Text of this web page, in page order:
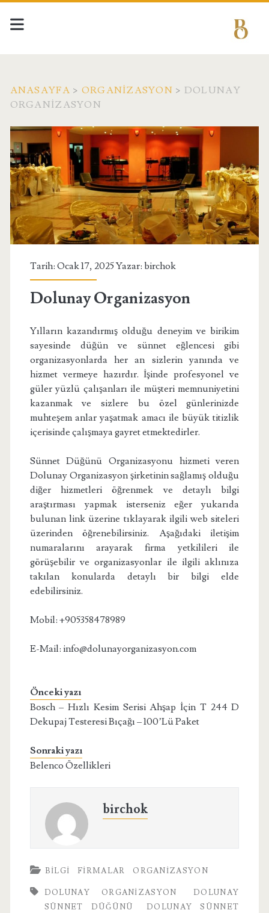
ANASAYFA > ORGANIZASYON > DOLUNAY
ORGANIZASYON
Tarih: Ocak 17, 2025 Yazar: birchok
Dolunay Organizasyon
Yılların kazandırmış olduğu deneyim ve birikim
sayesinde düğün ve sünnet eğlencesi gibi
organizasyonlarda her an sizlerin yanında ve
hizmet vermeye hazırdır. İşinde profesyonel ve
güler yüzlü çalışanları ile müşteri memnuniyetini
kazanmak ve sizlere bu özel günlerinizde
muhteşem anlar yaşatmak amacı ile büyük titizlik
içerisinde çalışmaya gayret etmektedirler.
Sünnet Düğünü Organizasyonu hizmeti veren
Dolunay Organizasyon şirketinin sağlamış olduğu
diğer hizmetleri öğrenmek ve detaylı bilgi
araştırması yapmak isterseniz eğer yukarıda
bulunan link üzerine tıklayarak ilgili web siteleri
üzerinden öğrenebilirsiniz. Aşağıdaki iletişim
numaralarını arayarak firma yetkilileri ile
görüşebilir ve organizasyonlar ile ilgili aklınıza
takılan konularda detaylı bir bilgi elde
edebilirsiniz.
Mobil: +905358478989
E-Mail: info@dolunayorganizasyon.com
Önceki yazı
Bosch – Hızlı Kesim Serisi Ahşap İçin T 244 D
Dekupaj Testeresi Bıçağı – 100’Lü Paket
Sonraki yazı
Belenco Özellikleri
birchok
BILGI FIRMALAR ORGANIZASYON
DOLUNAY ORGANIZASYON
DOLUNAY
SÜNNET DÜĞÜNÜ
DOLUNAY SÜNNET